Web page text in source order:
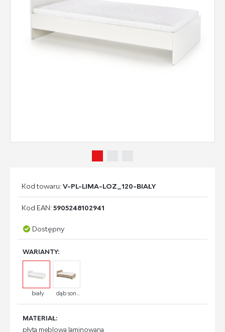
Kod towaru:V-PL-LIMA-LOZ_120-BIAŁY
Kod EAN:5905248102941
Dostępny
WARIANTY:
biały dąb son...
MATERIAŁ:
płyta meblowa laminowana